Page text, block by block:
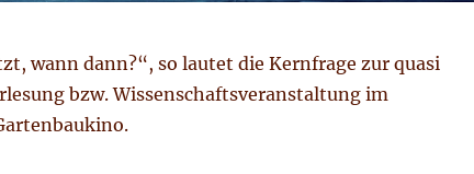
wann dann?“, so lautet die Kernfrage zur quasi
bzw. Wissenschaftsveranstaltung im